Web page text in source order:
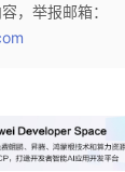
，举报邮箱：